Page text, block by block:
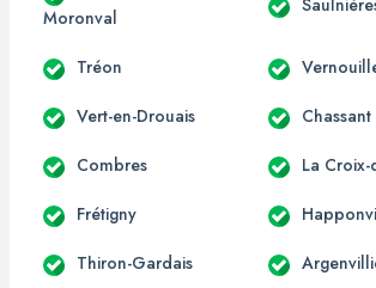
Moronval
Tréon
Vert-en-Drouais Chassant
Combres La
Frétigny
Thiron-Gardais